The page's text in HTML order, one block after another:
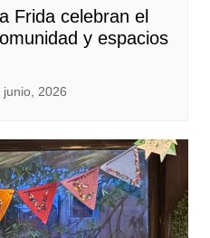
Frida celebran el
y espacios
junio, 2026